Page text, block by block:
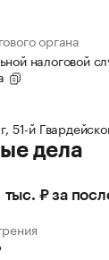
органа
налоговой
51-й
дела
₽ за